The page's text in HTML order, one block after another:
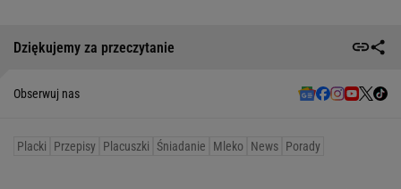
Dziękujemy za przeczytanie
Obserwuj nas
Placki Przepisy Placuszki Śniadanie Mleko News Porady